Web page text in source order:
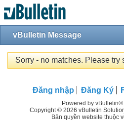
vBulletin Message
Sorry - no matches. Please try
Đăng nhập Đăng Ký
Powered by
Copyright © 2026 vBulletin
Bản quyền website thuộc